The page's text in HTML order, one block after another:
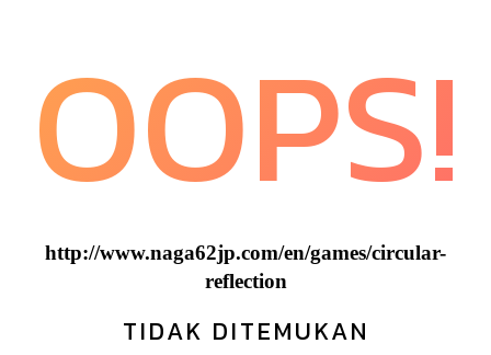
OOPS!
http://www.naga62jp.com/en/games/circular-
reflection
TIDAK DITEMUKAN